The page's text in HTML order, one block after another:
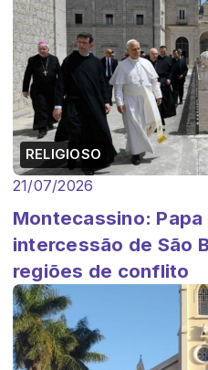
RELIGIOSO
21/07/2026
Montecassino: Papa
intercessão de São
regiões de conflito